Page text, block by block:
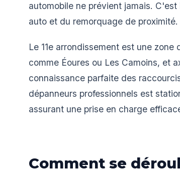
automobile ne prévient jamais.
auto et du remorquage de proximité.
Le 11e arrondissement est une
comme Éoures ou Les Camoins, et
connaissance parfaite des
dépanneurs professionnels est
assurant une prise en charge
Comment se